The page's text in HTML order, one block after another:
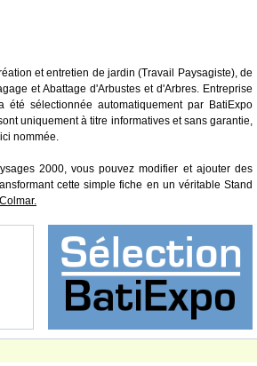
et entretien de jardin (Travail Paysagiste), de
et Abattage d'Arbustes et d'Arbres. Entreprise
sélectionnée automatiquement par BatiExpo
uniquement à titre informatives et sans garantie,
nommée.
2000, vous pouvez modifier et ajouter des
cette simple fiche en un véritable Stand